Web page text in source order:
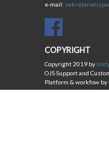
e-mail:
COPYRIGHT
Copyright 2019 by
OJS Support and
Platform & workfow by